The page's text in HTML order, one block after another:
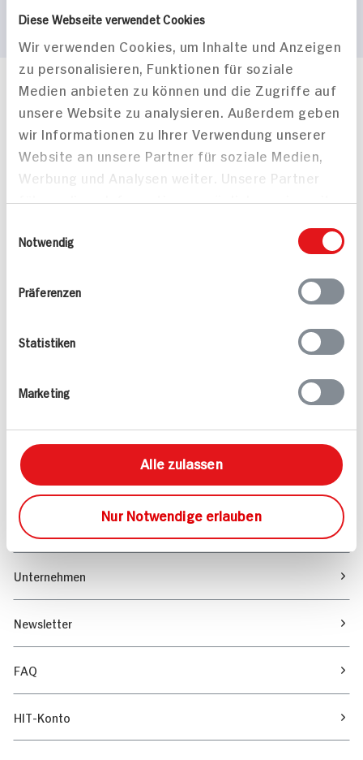
Diese Webseite verwendet Cookies
Wir verwenden Cookies, um Inhalte und Anzeigen
zu personalisieren, Funktionen für soziale
Medien anbieten zu können und die Zugriffe auf
unsere Website zu analysieren. Außerdem geben
wir Informationen zu Ihrer Verwendung unserer
Website an unsere Partner für soziale Medien,
Werbung und Analysen weiter. Unsere Partner
führen diese Informationen möglicherweise mit
bereitgestellt haben oder die sie im Rahmen
Notwendig
Präferenzen
Statistiken
Marketing
Alle zulassen
Nur Notwendige erlauben
Häufig gestellte Fragen
Mehr Informationen in unserem FAQ
kontakt
hit.de
Wir beantworten gerne Ihre Fragen
(0228) 42967 0
Angebote & Coupons
Rezepte
Sortiment
Marktfinder
Unser Magazin
Verantwortung & Nachhaltigkeit
Unternehmen
Newsletter
FAQ
HIT-Konto